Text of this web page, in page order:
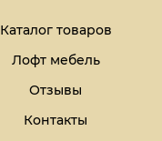
Каталог товаров
Лофт мебель
Отзывы
Контакты